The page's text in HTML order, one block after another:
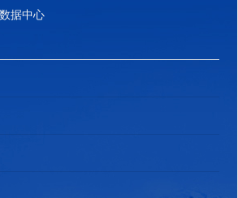
电支路智能检测，供电链路全显示。
数据中心